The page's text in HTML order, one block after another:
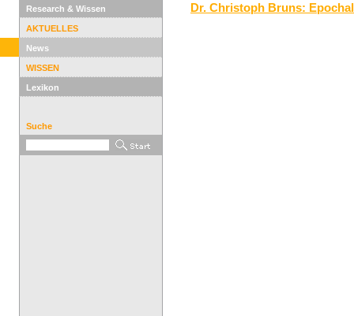
Research & Wissen
AKTUELLES
News
WISSEN
Lexikon
Suche
Dr. Christoph Bruns: